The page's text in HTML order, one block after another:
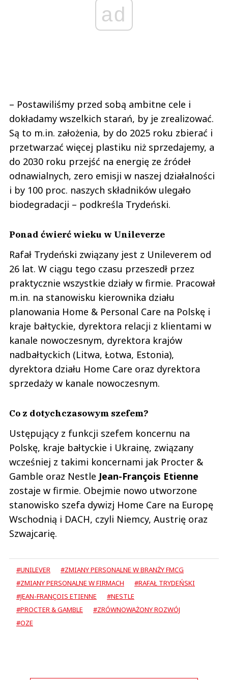
ad
– Postawiliśmy przed sobą ambitne cele i
dokładamy wszelkich starań, by je zrealizować.
Są to m.in. założenia, by do 2025 roku zbierać i
przetwarzać więcej plastiku niż sprzedajemy, a
do 2030 roku przejść na energię ze źródeł
odnawialnych, zero emisji w naszej działalności
i by 100 proc. naszych składników ulegało
biodegradacji – podkreśla Trydeński.
Ponad ćwierć wieku w Unileverze
Rafał Trydeński związany jest z Unileverem od
26 lat. W ciągu tego czasu przeszedł przez
praktycznie wszystkie działy w firmie. Pracował
m.in. na stanowisku kierownika działu
planowania Home & Personal Care na Polskę i
kraje bałtyckie, dyrektora relacji z klientami w
kanale nowoczesnym, dyrektora krajów
nadbałtyckich (Litwa, Łotwa, Estonia),
dyrektora działu Home Care oraz dyrektora
sprzedaży w kanale nowoczesnym.
Co z dotychczasowym szefem?
Ustępujący z funkcji szefem koncernu na
Polskę, kraje bałtyckie i Ukrainę, związany
wcześniej z takimi koncernami jak Procter &
Gamble oraz Nestle Jean-François Etienne
zostaje w firmie. Obejmie nowo utworzone
stanowisko szefa dywizj Home Care na Europę
Wschodnią i DACH, czyli Niemcy, Austrię oraz
Szwajcarię.
#UNILEVER
#ZMIANY PERSONALNE W BRANŻY FMCG
#ZMIANY PERSONALNE W FIRMACH
#RAFAŁ TRYDEŃSKI
#JEAN-FRANÇOIS ETIENNE
#NESTLE
#PROCTER & GAMBLE
#ZRÓWNOWAŻONY ROZWÓJ
#OZE